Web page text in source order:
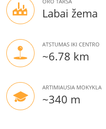
Labai žema
ATSTUMAS IKI CENTRO
~6.78 km
ARTIMIAUSIA MOKYKLA
~340 m